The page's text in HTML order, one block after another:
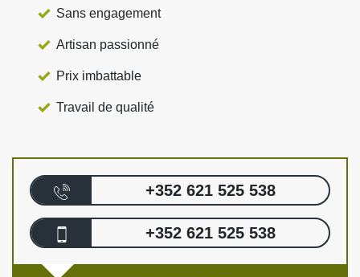
Sans engagement
Artisan passionné
Prix imbattable
Travail de qualité
+352 621 525 538
+352 621 525 538